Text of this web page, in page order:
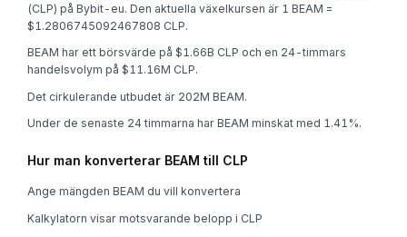
(CLP) på Bybit-eu. Den aktuella växelkursen är 1 BEAM =
$1.2806745092467808 CLP.
BEAM har ett börsvärde på $1.66B CLP och en 24-timmars
handelsvolym på $11.16M CLP.
Det cirkulerande utbudet är 202M BEAM.
Under de senaste 24 timmarna har BEAM minskat med 1.41%.
Hur man konverterar BEAM till CLP
Ange mängden BEAM du vill konvertera
Kalkylatorn visar motsvarande belopp i CLP